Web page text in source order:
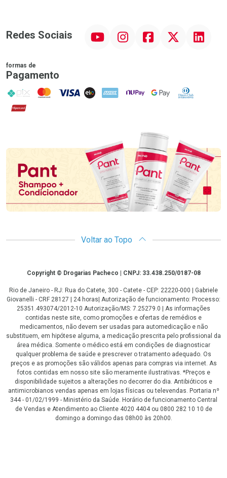
Redes Sociais InstagramFacebook Linkedin
formas de
Pagamento
PIX MasterCard
VISA ELO AMEX NuPay Google PayDiners Club
Hipercard
Promoção em Destaque
Voltar ao Topo
CopyrightCopyright © Drogarias Pacheco | CNPJ: 33.438.250/0187-08
Rio de Janeiro - RJ: Rua do Catete, 300 - Catete - CEP: 22220-000 | Gabriele
Giovanelli - CRF 28127 | 24 horas| Autorização de funcionamento: Processo:
25351.493074/2012-10 Autorização/MS: 7.25279.0 | As informações
contidas neste site, como promoções e ofertas de remédios e
medicamentos, não devem ser usadas para automedicação e não
substituem, em hipótese alguma, a medicação prescrita pelo profissional da
área médica. Somente o médico está em condições de diagnosticar
qualquer problema de saúde e prescrever o tratamento adequado. Os
preços e as promoções são válidos apenas para compras via internet. As
fotos contidas em nosso site são meramente ilustrativas. *Preços e
disponibilidade sujeitos a alterações no decorrer do dia. Antibióticos e
antimicrobianos vendas apenas em lojas físicas ou televendas. Portaria nº
344 - 01/02/1999 - Ministério da Saúde. Horário de funcionamento Central
de Vendas e Atendimento ao Cliente 4020 4404 ou 0800 282 10 10 de
domingo a domingo das 08h00 às 20h00.